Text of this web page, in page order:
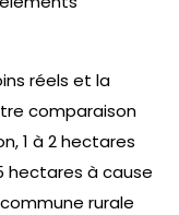
réels et la
comparaison
1 à 2 hectares
hectares à cause
rurale